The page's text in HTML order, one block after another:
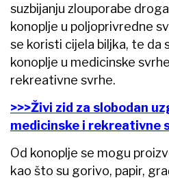
suzbijanju zlouporabe
konoplje u poljoprivredne
se koristi cijela biljka, te da
konoplje u medicinske
rekreativne svrhe.
>>>Živi zid za slobodan
medicinske i rekreativne
Od konoplje se mogu
kao što su gorivo, papir,